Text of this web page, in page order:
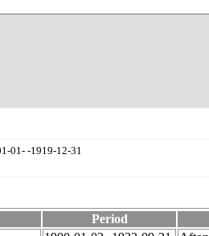
01- -1919-12-31
Period